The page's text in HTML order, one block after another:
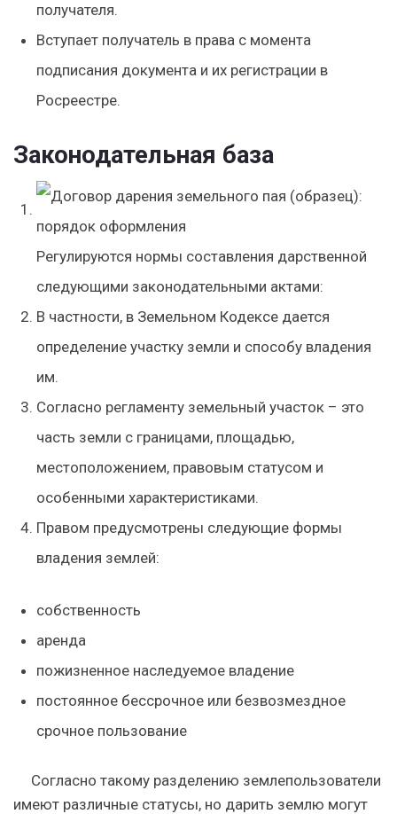
получателя.
Вступает получатель в права с момента
подписания документа и их регистрации в
Росреестре.
Законодательная база
Регулируются нормы составления дарственной
следующими законодательными актами:
В частности, в Земельном Кодексе дается
определение участку земли и способу владения
им.
Согласно регламенту земельный участок – это
часть земли с границами, площадью,
местоположением, правовым статусом и
особенными характеристиками.
Правом предусмотрены следующие формы
владения землей:
собственность
аренда
пожизненное наследуемое владение
постоянное бессрочное или безвозмездное
срочное пользование
Согласно такому разделению землепользователи
имеют различные статусы, но дарить землю могут